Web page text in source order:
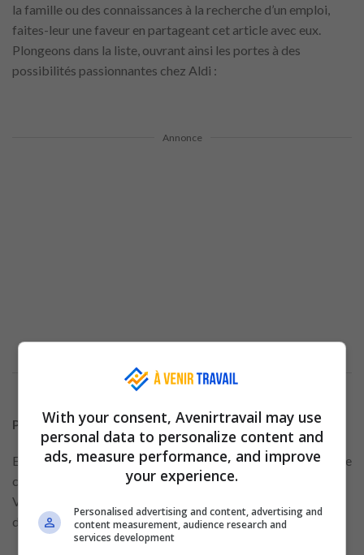
la famille ou des connaissances à la recherche d’un emploi,
faites-leur une faveur en partageant cet article avec eux.
Plongeons dans la liste, ouvrant ainsi les portes à des
possibilités passionnantes chez Aldi :
Annonce
Postes Actuels chez Aldi
Embarquez pour un parcours vers l’excellence professionnelle
chez Aldi en explorant nos diverses opportunités d’emploi.
Voici un aperçu détaillé de quelques postes actuellement
disponibles :
With your consent, Avenirtravail may use
personal data to personalize content and
ads, measure performance, and improve
your experience.
Personalised advertising and content, advertising and
content measurement, audience research and
services development